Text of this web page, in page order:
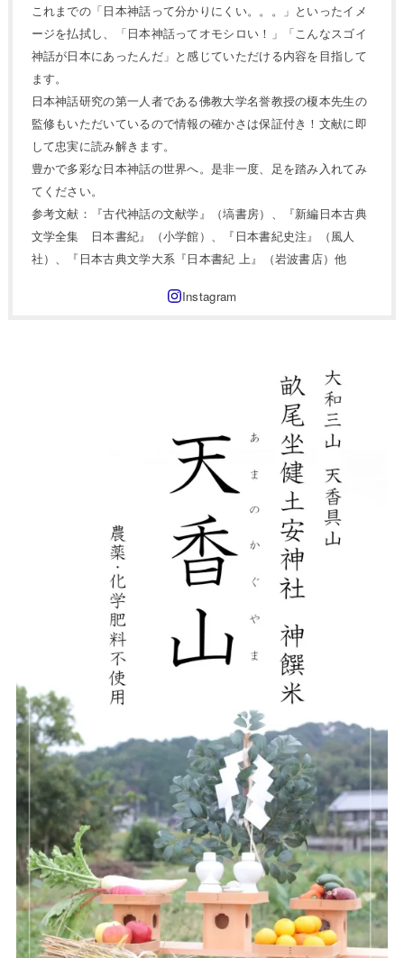
これまでの「日本神話って分かりにくい。。。」といったイメ
ージを払拭し、「日本神話ってオモシロい！」「こんなスゴイ
神話が日本にあったんだ」と感じていただける内容を目指して
ます。
日本神話研究の第一人者である佛教大学名誉教授の榎本先生の
監修もいただいているので情報の確かさは保証付き！文献に即
して忠実に読み解きます。
豊かで多彩な日本神話の世界へ。是非一度、足を踏み入れてみ
てください。
参考文献：『古代神話の文献学』（塙書房）、『新編日本古典
文学全集 日本書紀』（小学館）、『日本書紀史注』（風人
社）、『日本古典文学大系『日本書紀 上』（岩波書店）他